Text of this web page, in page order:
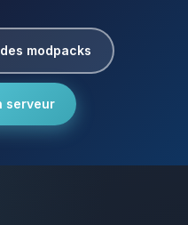
modpacks
serveur